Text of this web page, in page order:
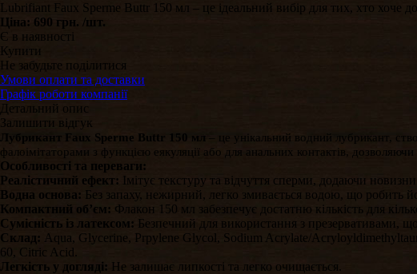
Lubrifiant Faux Sperme Buttr 150 мл – це ідеальний вибір для тих, хто хоче
Ціна: 690 грн. /шт.
Є в наявності
Купити
Не забудьте поділитися
Умови оплати та доставки
Графік роботи компанії
Детальний опис
Залишити відгук
Лубрикант Faux Sperme Buttr 150 мл
– це унікальний водний лубрикант,
фалоімітаторами з функцією еякуляції або для анальних контактів,
Особливості та переваги:
Реалістичний ефект: Імітує текстуру та відчуття сперми, додаючи
Водна основа: Без запаху, нежирний, легко змивається водою, що робить
Компактний об’єм: Флакон 150 мл забезпечує достатню кількість для
Сумісність із латексом: Безпечний для використання з презервативами,
Склад: Aqua, Glycerine, Prpylene Glycol, Sodium Acrylate/
60, Citric Acid.
Легкість у догляді: Не залишає липкості та легко очищається.